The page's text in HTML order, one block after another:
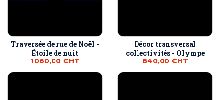
Traversée de rue de Noël -
Étoile de nuit
1 060,00 €HT
Décor transversal
collectivités - Olympe
840,00 €HT